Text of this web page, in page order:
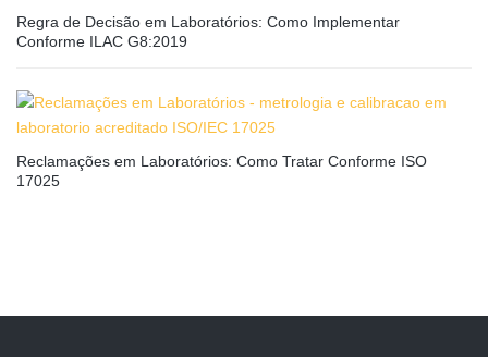
Regra de Decisão em Laboratórios: Como Implementar
Conforme ILAC G8:2019
Reclamações em Laboratórios: Como Tratar Conforme ISO
17025